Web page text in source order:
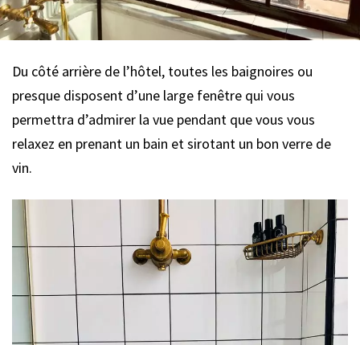
Du côté arrière de l’hôtel, toutes les baignoires ou
presque disposent d’une large fenêtre qui vous
permettra d’admirer la vue pendant que vous vous
relaxez en prenant un bain et sirotant un bon verre de
vin.